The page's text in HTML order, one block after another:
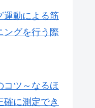
運動による筋
ングを行う際
コツ～なるほ
確に測定でき